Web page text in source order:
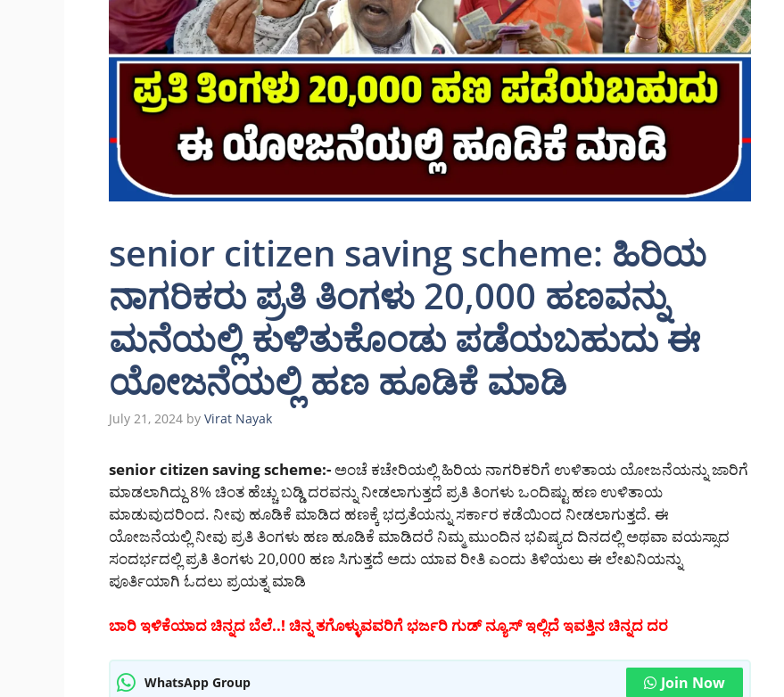
senior citizen saving scheme: ಹಿರಿಯ
ನಾಗರಿಕರು ಪ್ರತಿ ತಿಂಗಳು 20,000 ಹಣವನ್ನು
ಮನೆಯಲ್ಲಿ ಕುಳಿತುಕೊಂಡು ಪಡೆಯಬಹುದು ಈ
ಯೋಜನೆಯಲ್ಲಿ ಹಣ ಹೂಡಿಕೆ ಮಾಡಿ
July 21, 2024 by Virat Nayak
senior citizen saving scheme:- ಅಂಚೆ ಕಚೇರಿಯಲ್ಲಿ ಹಿರಿಯ ನಾಗರಿಕರಿಗೆ ಉಳಿತಾಯ ಯೋಜನೆಯನ್ನು ಜಾರಿಗೆ
ಮಾಡಲಾಗಿದ್ದು 8% ಚಿಂತ ಹೆಚ್ಚು ಬಡ್ಡಿ ದರವನ್ನು ನೀಡಲಾಗುತ್ತದೆ ಪ್ರತಿ ತಿಂಗಳು ಒಂದಿಷ್ಟು ಹಣ ಉಳಿತಾಯ
ಮಾಡುವುದರಿಂದ. ನೀವು ಹೂಡಿಕೆ ಮಾಡಿದ ಹಣಕ್ಕೆ ಭದ್ರತೆಯನ್ನು ಸರ್ಕಾರ ಕಡೆಯಿಂದ ನೀಡಲಾಗುತ್ತದೆ. ಈ
ಯೋಜನೆಯಲ್ಲಿ ನೀವು ಪ್ರತಿ ತಿಂಗಳು ಹಣ ಹೂಡಿಕೆ ಮಾಡಿದರೆ ನಿಮ್ಮ ಮುಂದಿನ ಭವಿಷ್ಯದ ದಿನದಲ್ಲಿ ಅಥವಾ ವಯಸ್ಸಾದ
ಸಂದರ್ಭದಲ್ಲಿ ಪ್ರತಿ ತಿಂಗಳು 20,000 ಹಣ ಸಿಗುತ್ತದೆ ಅದು ಯಾವ ರೀತಿ ಎಂದು ತಿಳಿಯಲು ಈ ಲೇಖನಿಯನ್ನು
ಪೂರ್ತಿಯಾಗಿ ಓದಲು ಪ್ರಯತ್ನ ಮಾಡಿ
ಬಾರಿ ಇಳಿಕೆಯಾದ ಚಿನ್ನದ ಬೆಲೆ..! ಚಿನ್ನ ತಗೊಳ್ಳುವವರಿಗೆ ಭರ್ಜರಿ ಗುಡ್ ನ್ಯೂಸ್ ಇಲ್ಲಿದೆ ಇವತ್ತಿನ ಚಿನ್ನದ ದರ
WhatsApp Group Join Now